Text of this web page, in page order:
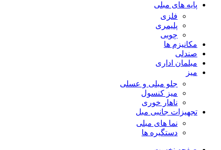
پایه های مبلی
فلزی
پلیمری
چوبی
مکانیزم ها
صندلی
مبلمان اداری
میز
جلو مبلی و عسلی
میز کنسول
ناهار خوری
تجهیزات جانبی مبل
نما های مبلی
دستگیره ها